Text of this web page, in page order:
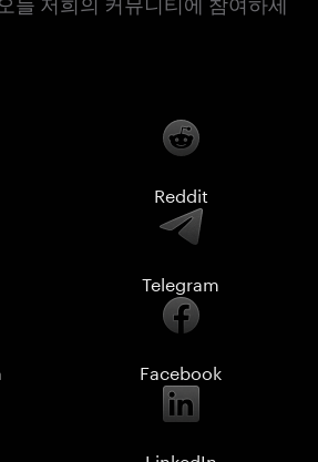
Reddit
Telegram
Facebook